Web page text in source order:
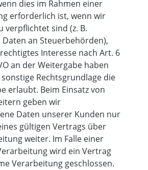
dies im Rahmen einer
erforderlich ist, wenn wir
verpflichtet sind (z. B.
an Steuerbehörden),
Interesse nach Art. 6
an der Weitergabe haben
Rechtsgrundlage die
erlaubt. Beim Einsatz von
geben wir
Daten unserer Kunden nur
gültigen Vertrags über
weiter. Im Falle einer
wird ein Vertrag
Verarbeitung geschlossen.